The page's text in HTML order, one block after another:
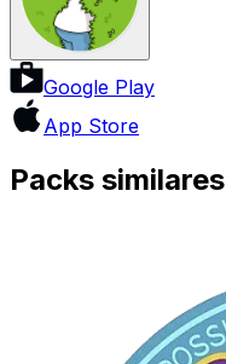
Google Play
App Store
Packs similares